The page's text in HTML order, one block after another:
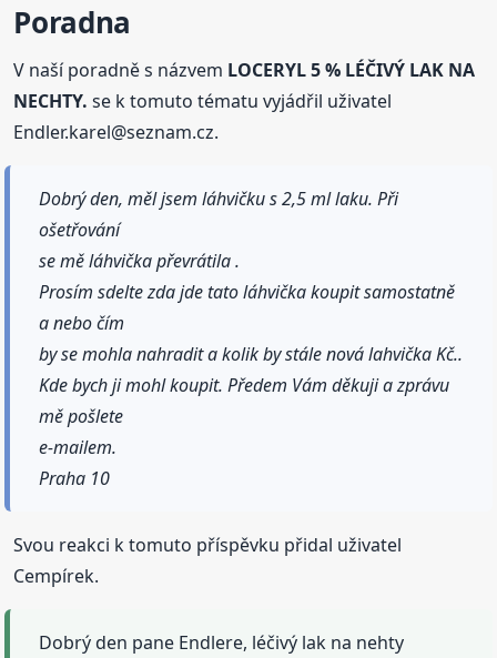
Poradna
V naší poradně s názvem LOCERYL 5 % LÉČIVÝ LAK NA
NECHTY. se k tomuto tématu vyjádřil uživatel
Endler.karel@seznam.cz.
Dobrý den, měl jsem láhvičku s 2,5 ml laku. Při
ošetřování
se mě láhvička převrátila .
Prosím sdelte zda jde tato láhvička koupit samostatně
a nebo čím
by se mohla nahradit a kolik by stále nová lahvička Kč..
Kde bych ji mohl koupit. Předem Vám děkuji a zprávu
mě pošlete
e-mailem.
Praha 10
Svou reakci k tomuto příspěvku přidal uživatel
Cempírek.
Dobrý den pane Endlere, léčivý lak na nehty